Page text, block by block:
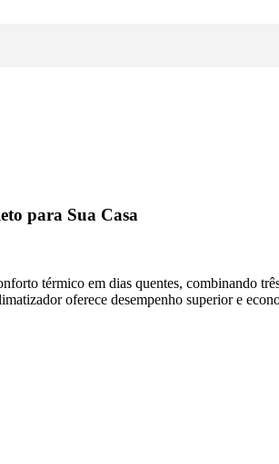
para Sua Casa
térmico em dias quentes, combinando
oferece desempenho superior e